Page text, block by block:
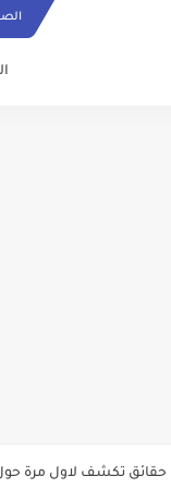
صلاة مسيحية رائعة من